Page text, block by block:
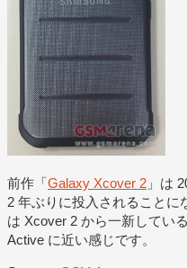
前作「Galaxy Xcover 2 」は
2 年ぶりに投入されることに
は Xcover 2 から一新してい
Active に近い感じです。